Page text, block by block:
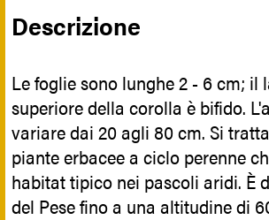
Descrizione
Le foglie sono lunghe 2 - 6 cm; il
superiore della corolla è bifido.
variare dai 20 agli 80 cm. Si
piante erbacee a ciclo perenne
habitat tipico nei pascoli aridi. È
del Pese fino a una altitudine di